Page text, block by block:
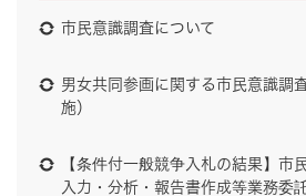
市民意識調査について
男女共同参画に関する市民意識調
施）
【条件付一般競争入札の結果】市
入力・分析・報告書作成等業務委